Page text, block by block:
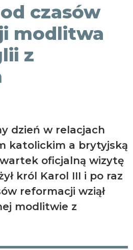
czasów
modlitwa
z
dzień w relacjach
katolickim a brytyjską
oficjalną wizytę
król Karol III i po raz
reformacji wziął
modlitwie z